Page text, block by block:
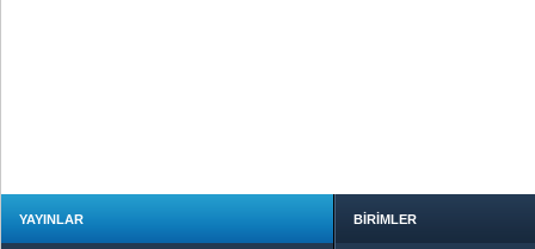
YAYINLAR BİRİMLER